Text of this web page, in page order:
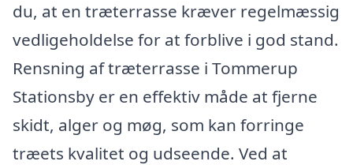
du, at en træterrasse kræver regelmæssig
vedligeholdelse for at forblive i god stand.
Rensning af træterrasse i Tommerup
Stationsby er en effektiv måde at fjerne
skidt, alger og møg, som kan forringe
træets kvalitet og udseende. Ved at